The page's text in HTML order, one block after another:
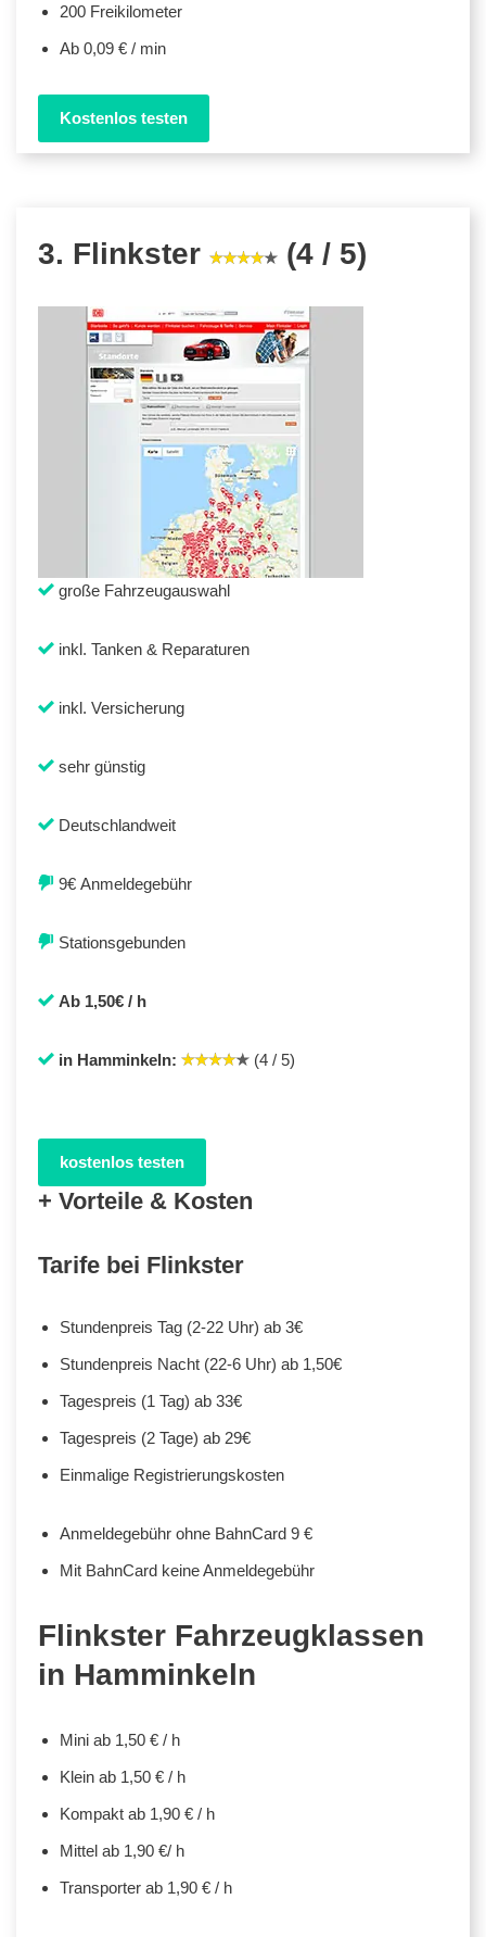
200 Freikilometer
Ab 0,09 € / min
Kostenlos testen
3. Flinkster (4 / 5)
große Fahrzeugauswahl
inkl. Tanken & Reparaturen
inkl. Versicherung
sehr günstig
Deutschlandweit
9€ Anmeldegebühr
Stationsgebunden
Ab 1,50€ / h
in Hamminkeln: (4 / 5)
kostenlos testen
+ Vorteile & Kosten
Tarife bei Flinkster
Stundenpreis Tag (2-22 Uhr) ab 3€
Stundenpreis Nacht (22-6 Uhr) ab 1,50€
Tagespreis (1 Tag) ab 33€
Tagespreis (2 Tage) ab 29€
Einmalige Registrierungskosten
Anmeldegebühr ohne BahnCard 9 €
Mit BahnCard keine Anmeldegebühr
Flinkster Fahrzeugklassen
in Hamminkeln
Mini ab 1,50 € / h
Klein ab 1,50 € / h
Kompakt ab 1,90 € / h
Mittel ab 1,90 €/ h
Transporter ab 1,90 € / h